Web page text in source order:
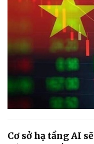
Cơ sở hạ tầng AI